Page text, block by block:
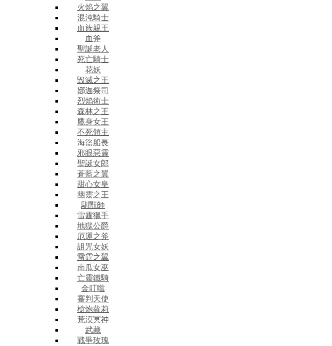
火焰之翼
混沌騎士
血族親王
血斧
聖誕老人
死亡騎士
花妖
毀滅之王
娜迦祭司
烈焰術士
森林之王
鷹身女王
不死領主
海盜船長
邪眼惡靈
聖誕女郎
蒼藍之翼
甜心女皇
幽靈之王
馴獸師
雷霆獵手
地獄公爵
厄運之斧
詛咒女妖
雷霆之翼
南瓜女巫
亡靈鐵騎
金叮噹
審判天使
槍炮蘿莉
荒漠冥神
武藏
戰爭玫瑰